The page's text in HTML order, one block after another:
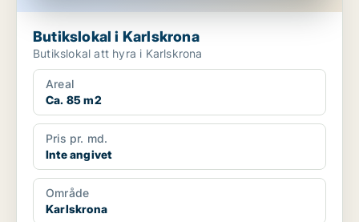
Butikslokal i Karlskrona
Butikslokal att hyra i Karlskrona
Areal
Ca. 85 m2
Pris pr. md.
Inte angivet
Område
Karlskrona